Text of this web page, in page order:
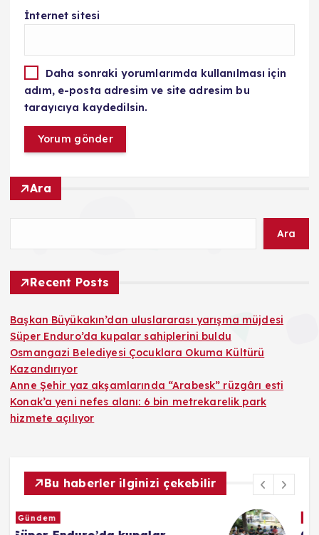
İnternet sitesi
Daha sonraki yorumlarımda kullanılması için
adım, e-posta adresim ve site adresim bu
tarayıcıya kaydedilsin.
Ara
Ara
Recent Posts
Başkan Büyükakın’dan uluslararası yarışma müjdesi
Süper Enduro’da kupalar sahiplerini buldu
Osmangazi Belediyesi Çocuklara Okuma Kültürü
Kazandırıyor
Anne Şehir yaz akşamlarında “Arabesk” rüzgârı esti
Konak’a yeni nefes alanı: 6 bin metrekarelik park
hizmete açılıyor
Bu haberler ilginizi çekebilir